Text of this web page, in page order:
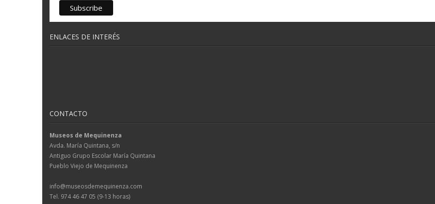
ENLACES DE INTERÉS
CONTACTO
Museos de Mequinenza
Avda. María Quintana, s/n
Antiguo Grupo Escolar María Quintana
Pueblo Viejo de Mequinenza
info@museosdemequinenza.com
Tel. 974 46 47 05 (9-13 horas)